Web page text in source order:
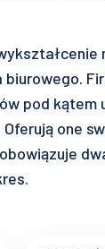
pod kątem
one